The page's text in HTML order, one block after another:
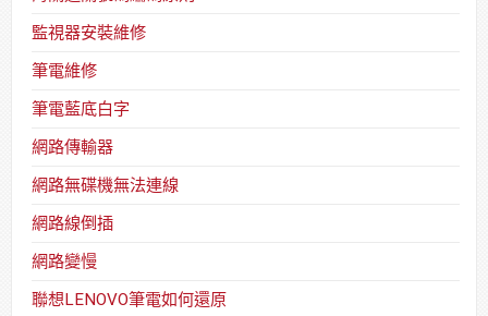
監視器安裝維修
筆電維修
筆電藍底白字
網路傳輸器
網路無碟機無法連線
網路線倒插
網路變慢
聯想LENOVO筆電如何還原